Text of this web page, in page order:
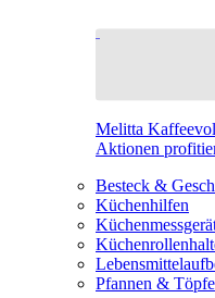
Melitta
Aktionen
Besteck &
Küchenhilfen
Pfannen & Töpfe